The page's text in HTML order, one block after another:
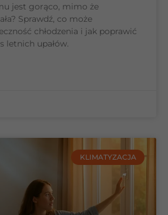
jest gorąco, mimo że
Sprawdź, co może
chłodzenia i jak poprawić
letnich upałów.
KLIMATYZACJA